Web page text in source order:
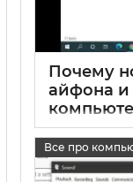
Почему
айфона и
айфона
17 05 2025
Все про